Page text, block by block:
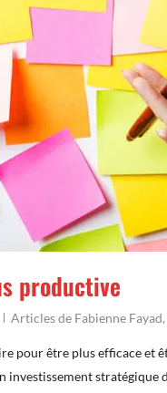
productive
Articles de Fabienne Fayad,
pour être plus efficace et
investissement stratégique